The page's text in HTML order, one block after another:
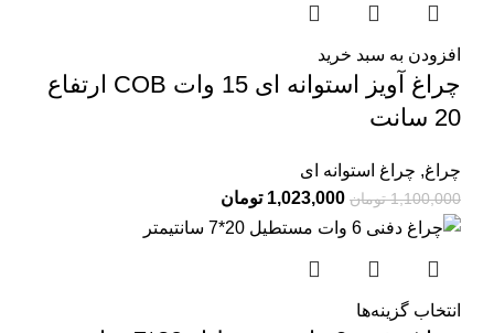
افزودن به سبد خرید
چراغ آویز استوانه ای 15 وات COB ارتفاع
20 سانت
چراغ, چراغ استوانه ای
1,100,000 تومان 1,023,000 تومان
انتخاب گزینه‌ها